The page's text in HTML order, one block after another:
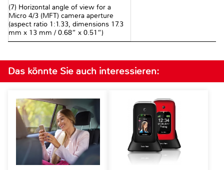
(7) Horizontal angle of view for a
Micro 4/3 (MFT) camera aperture
(aspect ratio 1:1.33, dimensions 17.3
mm x 13 mm / 0.68“ x 0.51“)
Das könnte Sie auch interessieren: